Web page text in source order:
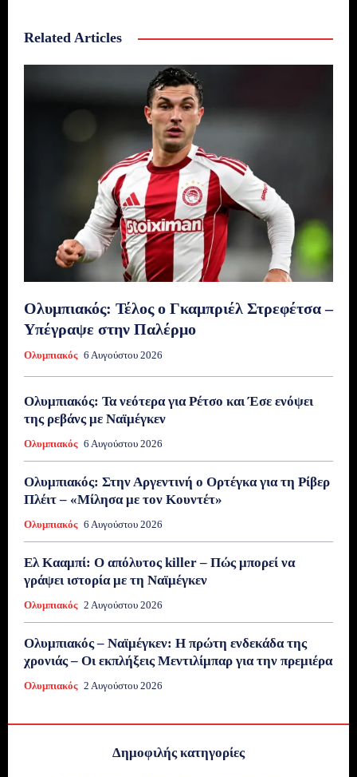
Related Articles
Ολυμπιακός: Τέλος ο Γκαμπριέλ Στρεφέτσα –
Υπέγραψε στην Παλέρμο
Ολυμπιακός 6 Αυγούστου 2026
Ολυμπιακός: Τα νεότερα για Ρέτσο και Έσε ενόψει
της ρεβάνς με Ναϊμέγκεν
Ολυμπιακός 6 Αυγούστου 2026
Ολυμπιακός: Στην Αργεντινή ο Ορτέγκα για τη Ρίβερ
Πλέιτ – «Μίλησα με τον Κουντέτ»
Ολυμπιακός 6 Αυγούστου 2026
Ελ Κααμπί: Ο απόλυτος killer – Πώς μπορεί να
γράψει ιστορία με τη Ναϊμέγκεν
Ολυμπιακός 2 Αυγούστου 2026
Ολυμπιακός – Ναϊμέγκεν: Η πρώτη ενδεκάδα της
χρονιάς – Οι εκπλήξεις Μεντιλίμπαρ για την πρεμιέρα
Ολυμπιακός 2 Αυγούστου 2026
Δημοφιλής κατηγορίες